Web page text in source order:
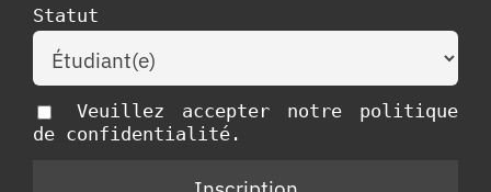
Statut
Veuillez accepter notre politique
de confidentialité.